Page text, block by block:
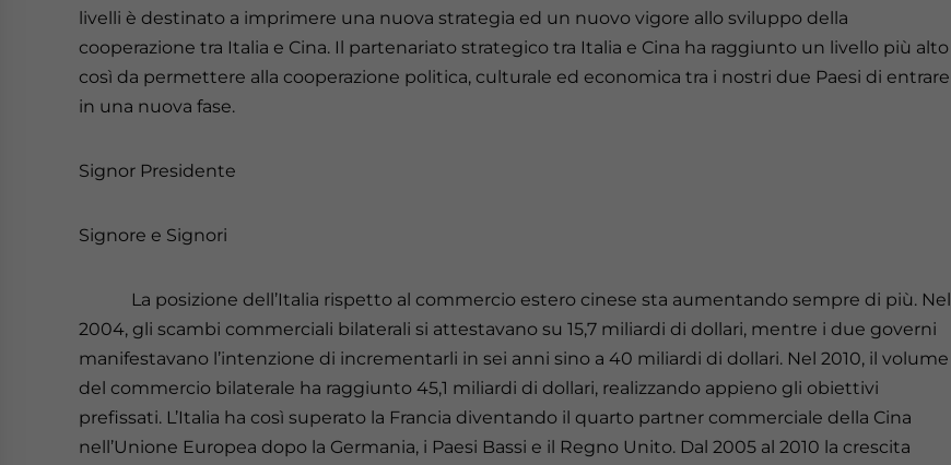
livelli è destinato a imprimere una nuova strategia ed un nuovo vigore allo sviluppo della
cooperazione tra Italia e Cina. Il partenariato strategico tra Italia e Cina ha raggiunto un livello più alto
così da permettere alla cooperazione politica, culturale ed economica tra i nostri due Paesi di entrare
in una nuova fase.
Signor Presidente
Signore e Signori
La posizione dell’Italia rispetto al commercio estero cinese sta aumentando sempre di più. Nel
2004, gli scambi commerciali bilaterali si attestavano su 15,7 miliardi di dollari, mentre i due governi
manifestavano l’intenzione di incrementarli in sei anni sino a 40 miliardi di dollari. Nel 2010, il volume
del commercio bilaterale ha raggiunto 45,1 miliardi di dollari, realizzando appieno gli obiettivi
prefissati. L’Italia ha così superato la Francia diventando il quarto partner commerciale della Cina
nell’Unione Europea dopo la Germania, i Paesi Bassi e il Regno Unito. Dal 2005 al 2010 la crescita